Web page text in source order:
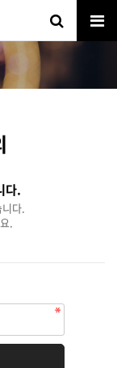
다.
다.
.